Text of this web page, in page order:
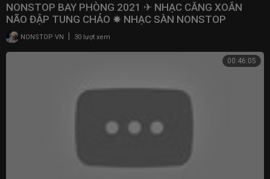
NONSTOP BAY PHÒNG 2021 ✈ NHẠC CĂNG XOẮN
NÃO ĐẬP TUNG CHẢO ✸ NHẠC SÀN NONSTOP
VINAHOUSE
NONSTOP VN | 30 lượt xem
00:46:05